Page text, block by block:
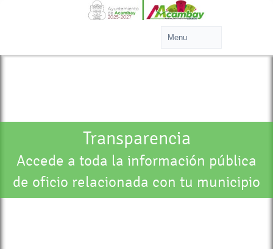
Transparencia
Accede a toda la información pública
de oficio relacionada con tu municipio